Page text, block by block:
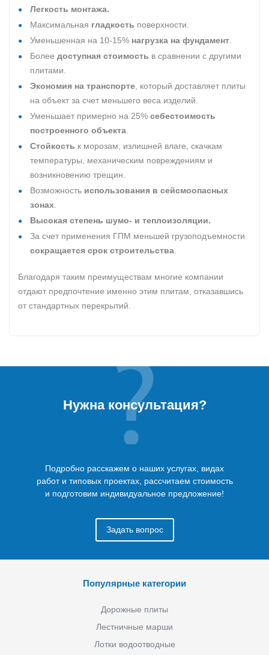
Легкость монтажа.
Максимальная гладкость поверхности.
Уменьшенная на 10-15% нагрузка на фундамент
Более доступная стоимость в сравнении с другими
плитами.
Экономия на транспорте , который доставляет плиты
на объект за счет меньшего веса изделий.
Уменьшает примерно на 25% себестоимость
построенного объекта
Стойкость к морозам, излишней влаге, скачкам
температуры, механическим повреждениям и
возникновению трещин.
Возможность использования в сейсмоопасных
зонах
Высокая степень шумо- и теплоизоляции.
За счет применения ГПМ меньшей грузоподъемности
сокращается срок строительства
Благодаря таким преимуществам многие компании
отдают предпочтение именно этим плитам, отказавшись
от стандартных перекрытий.
Нужна консультация?
Подробно расскажем о наших услугах, видах
работ и типовых проектах, рассчитаем стоимость
и подготовим индивидуальное предложение!
Задать вопрос
Популярные категории
Дорожные плиты
Лестничные марши
Лотки водоотводные